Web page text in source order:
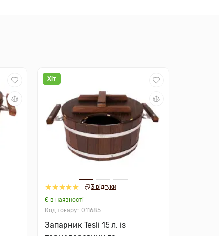
Хіт
3 відгуки
Є в наявності
011685
Запарник Tesli 15 л. із